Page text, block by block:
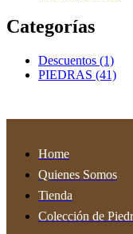
Categorías
Descuentos (1)
PIEDRAS (41)
Home
Quienes Somos
Tienda
Colección de